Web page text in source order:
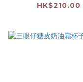
HK$210.00